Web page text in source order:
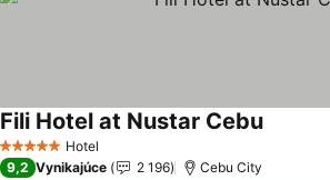
5 Počet hviezdičiek
Hotel
Fili Hotel at Nustar Cebu
9,2 Vynikajúce 2 196 Cebu City